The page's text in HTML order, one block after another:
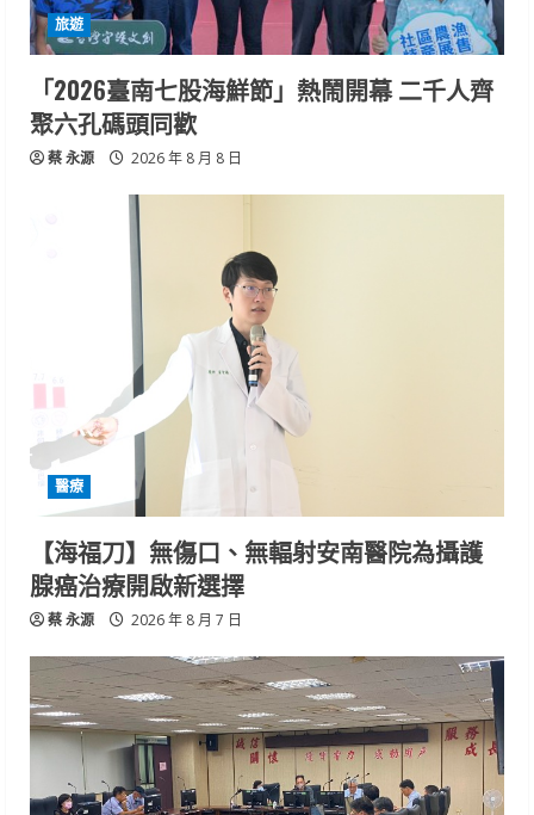
旅遊
「2026臺南七股海鮮節」熱鬧開幕 二千人齊
聚六孔碼頭同歡
蔡 永源 2026 年 8 月 8 日
醫療
【海福刀】無傷口、無輻射安南醫院為攝護
腺癌治療開啟新選擇
蔡 永源 2026 年 8 月 7 日